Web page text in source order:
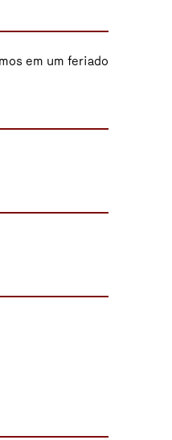
em um feriado